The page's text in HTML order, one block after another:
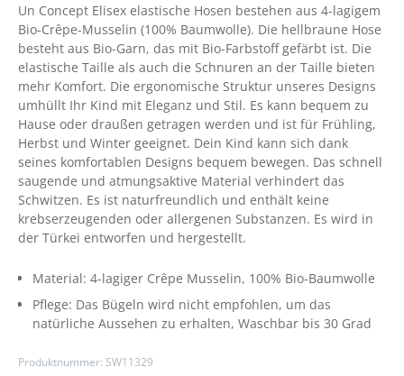
Un Concept Elisex elastische Hosen bestehen aus 4-lagigem
Bio-Crêpe-Musselin (100% Baumwolle). Die hellbraune Hose
besteht aus Bio-Garn, das mit Bio-Farbstoff gefärbt ist. Die
elastische Taille als auch die Schnuren an der Taille bieten
mehr Komfort. Die ergonomische Struktur unseres Designs
umhüllt Ihr Kind mit Eleganz und Stil. Es kann bequem zu
Hause oder draußen getragen werden und ist für Frühling,
Herbst und Winter geeignet. Dein Kind kann sich dank
seines komfortablen Designs bequem bewegen. Das schnell
saugende und atmungsaktive Material verhindert das
Schwitzen. Es ist naturfreundlich und enthält keine
krebserzeugenden oder allergenen Substanzen. Es wird in
der Türkei entworfen und hergestellt.
Material: 4-lagiger Crêpe Musselin, 100% Bio-Baumwolle
Pflege: Das Bügeln wird nicht empfohlen, um das
natürliche Aussehen zu erhalten, Waschbar bis 30 Grad
Produktnummer: SW11329